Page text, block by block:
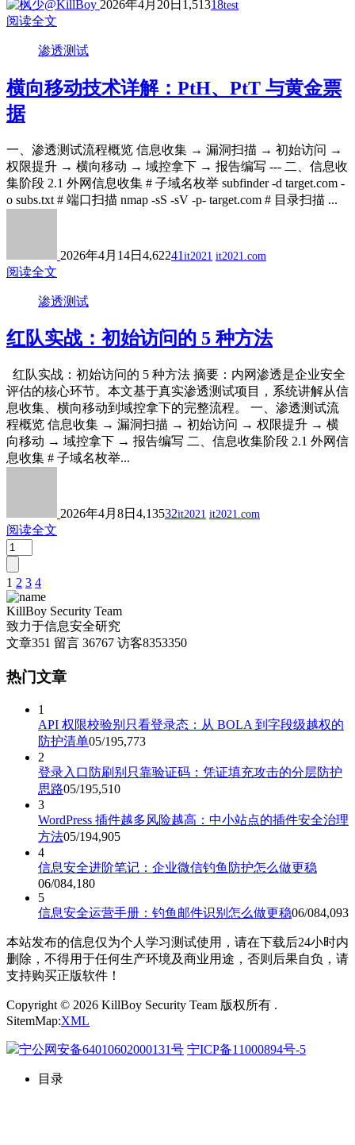
2026年4月20日 1,51318test
阅读全文
渗透测试
横向移动技术详解：PtH、PtT 与黄金票
据
一、渗透测试流程概览 信息收集 → 漏洞扫描 → 初始访问 →
权限提升 → 横向移动 → 域控拿下 → 报告编写 --- 二、信息收
集阶段 2.1 外网信息收集 # 子域名枚举 subfinder -d target.com -
o subs.txt # 端口扫描 nmap -sS -sV -p- target.com # 目录扫描 ...
2026年4月14日 4,62241 it2021 it2021.com
阅读全文
渗透测试
红队实战：初始访问的 5 种方法
红队实战：初始访问的 5 种方法 摘要：内网渗透是企业安全
评估的核心环节。本文基于真实渗透测试项目，系统讲解从信
息收集、横向移动到域控拿下的完整流程。 一、渗透测试流
程概览 信息收集 → 漏洞扫描 → 初始访问 → 权限提升 → 横
向移动 → 域控拿下 → 报告编写 二、信息收集阶段 2.1 外网信
息收集 # 子域名枚举...
2026年4月8日 4,13532it2021 it2021.com
阅读全文
文
章
分
页
1 2 3 4
KillBoy Security Team
致力于信息安全研究
文章351 留言 36767 访客8353350
热门文章
1
API 权限校验别只看登录态：从 BOLA 到字段级越权的
防护清单05/195,773
2
登录入口防刷别只靠验证码：凭证填充攻击的分层防护
思路05/195,510
3
WordPress 插件越多风险越高：中小站点的插件安全治理
方法05/194,905
4
信息安全进阶笔记：企业微信钓鱼防护怎么做更稳
06/084,180
5
信息安全运营手册：钓鱼邮件识别怎么做更稳06/084,093
本站发布的信息仅为个人学习测试使用，请在下载后24小时内
删除，不得用于任何生产环境及商业用途，否则后果自负，请
支持购买正版软件！
Copyright © 2026 KillBoy Security Team 版权所有 .
SitemMap:XML
宁公网安备64010602000131号 宁ICP备11000894号-5
目录